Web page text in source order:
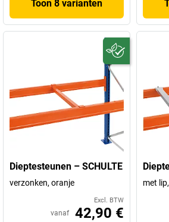
Toon 8 varianten
Dieptesteunen – SCHULTE
verzonken, oranje
Excl. BTW
vanaf 42,90 €
met